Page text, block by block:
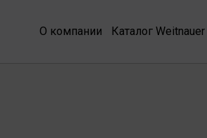
О компании Каталог